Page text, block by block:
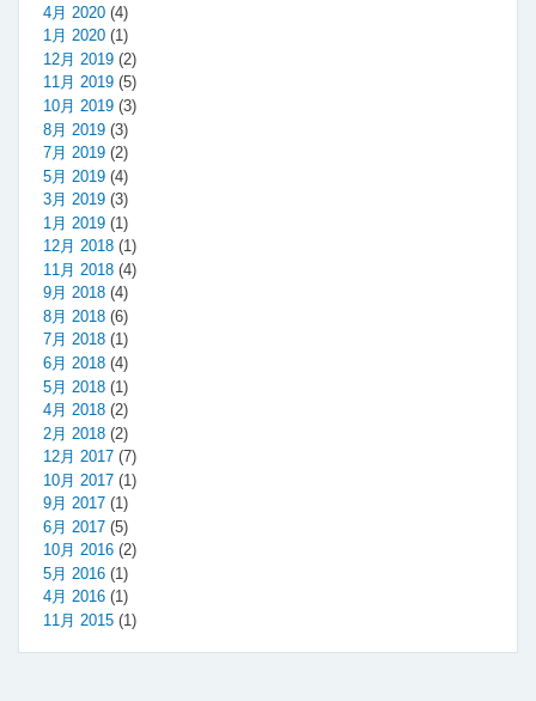
4月 2020 (4)
1月 2020 (1)
12月 2019 (2)
11月 2019 (5)
10月 2019 (3)
8月 2019 (3)
7月 2019 (2)
5月 2019 (4)
3月 2019 (3)
1月 2019 (1)
12月 2018 (1)
11月 2018 (4)
9月 2018 (4)
8月 2018 (6)
7月 2018 (1)
6月 2018 (4)
5月 2018 (1)
4月 2018 (2)
2月 2018 (2)
12月 2017 (7)
10月 2017 (1)
9月 2017 (1)
6月 2017 (5)
10月 2016 (2)
5月 2016 (1)
4月 2016 (1)
11月 2015 (1)